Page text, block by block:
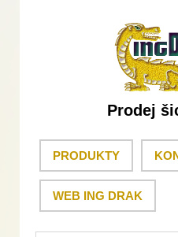
Prodej
PRODUKTY
WEB ING DRAK